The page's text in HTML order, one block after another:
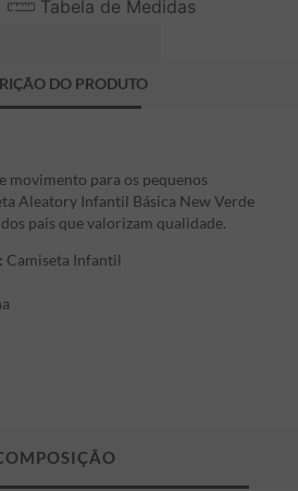
Tabela de Medidas
DO PRODUTO
movimento para os pequenos
Aleatory Infantil Básica New Verde
pais que valorizam qualidade.
Camiseta Infantil